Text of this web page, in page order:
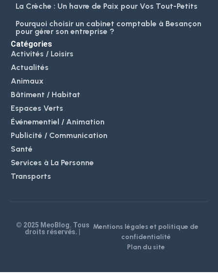
La Crèche : Un havre de Paix pour Vos Tout-Petits
Pourquoi choisir un cabinet comptable à Besançon
pour gérer son entreprise ?
Catégories
Activités / Loisirs
Actualités
Animaux
Bâtiment / Habitat
Espaces Verts
Événementiel / Animation
Publicité / Communication
Santé
Services à La Personne
Transports
© 2025 MeoBlog. Tous
droits réservés. |
Mentions légales et politique de
confidentialité
Plan du site